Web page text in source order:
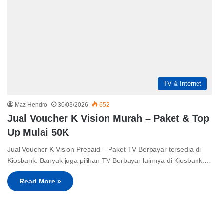
TV & Internet
Maz Hendro 30/03/2026 652
Jual Voucher K Vision Murah – Paket & Top
Up Mulai 50K
Jual Voucher K Vision Prepaid – Paket TV Berbayar tersedia di
Kiosbank. Banyak juga pilihan TV Berbayar lainnya di Kiosbank.…
Read More »